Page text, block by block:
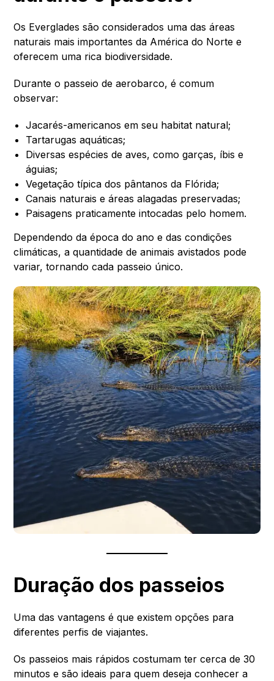
Os Everglades são considerados uma das áreas
naturais mais importantes da América do Norte e
oferecem uma rica biodiversidade.
Durante o passeio de aerobarco, é comum
observar:
Jacarés-americanos em seu habitat natural;
Tartarugas aquáticas;
Diversas espécies de aves, como garças, íbis e
águias;
Vegetação típica dos pântanos da Flórida;
Canais naturais e áreas alagadas preservadas;
Paisagens praticamente intocadas pelo homem.
Dependendo da época do ano e das condições
climáticas, a quantidade de animais avistados pode
variar, tornando cada passeio único.
Duração dos passeios
Uma das vantagens é que existem opções para
diferentes perfis de viajantes.
Os passeios mais rápidos costumam ter cerca de 30
minutos e são ideais para quem deseja conhecer a